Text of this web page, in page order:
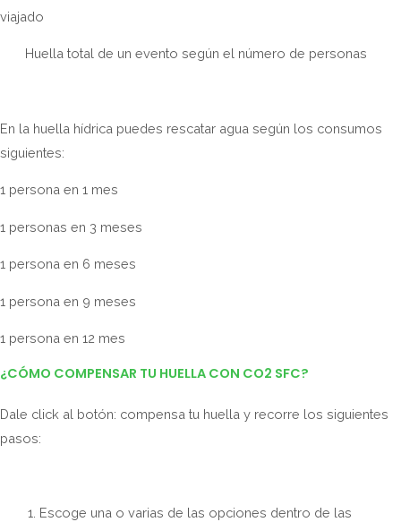
viajado
Huella total de un evento según el número de personas
En la huella hídrica puedes rescatar agua según los consumos
siguientes:
1 persona en 1 mes
1 personas en 3 meses
1 persona en 6 meses
1 persona en 9 meses
1 persona en 12 mes
¿CÓMO COMPENSAR TU HUELLA CON CO2 SFC?
Dale click al botón: compensa tu huella y recorre los siguientes
pasos:
Escoge una o varias de las opciones dentro de las